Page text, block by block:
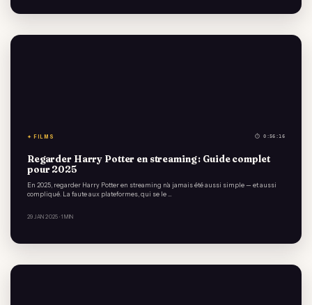
✦ FILMS ⏱ 0:56:16
Regarder Harry Potter en streaming : Guide complet
pour 2025
En 2025, regarder Harry Potter en streaming n’a jamais été aussi simple — et aussi
compliqué. La faute aux plateformes, qui se le …
29 JAN 2025 · 1 MIN